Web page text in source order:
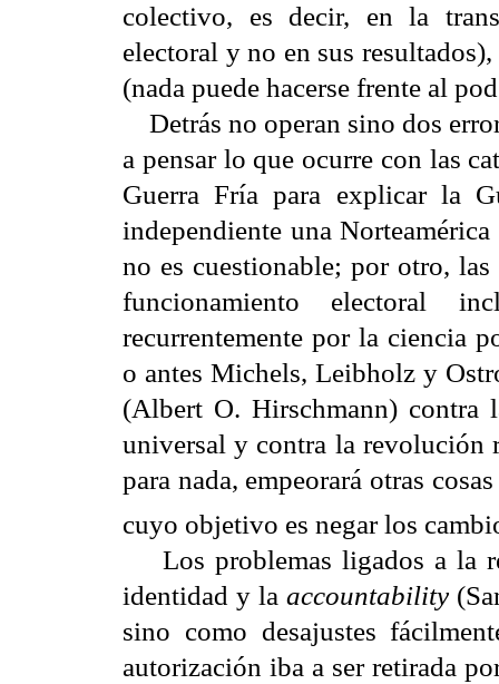
colectivo, es decir, en la
electoral y no en sus
(nada puede hacerse frente al
Detrás no operan sino dos
a pensar lo que ocurre con las
Guerra Fría para explicar la
independiente una
no es cuestionable; por otro,
funcionamiento electoral
recurrentemente por la ciencia
o antes Michels, Leibholz y
(Albert O. Hirschmann) contra
universal y contra la revolución
para nada, empeorará otras
cuyo objetivo es negar los
Los problemas ligados a la
identidad y la accountability
sino como desajustes
autorización iba a ser retirada